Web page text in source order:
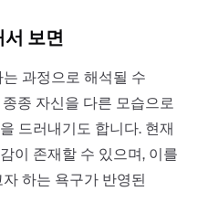
보면
과정으로 해석될 수
종 자신을 다른 모습으로
드러내기도 합니다. 현재
이 존재할 수 있으며, 이를
하는 욕구가 반영된